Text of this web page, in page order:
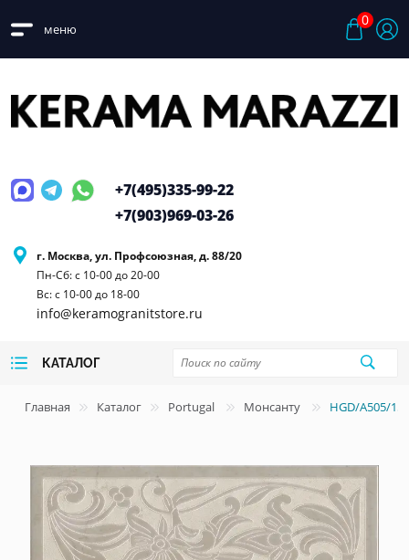
меню
0
г. Москва, ул. Профсоюзная, д. 88/20
Пн-Сб: с 10-00 до 20-00
Вс: с 10-00 до 18-00
info@keramogranitstore.ru
+7(495)335-99-22
+7(903)969-03-26
КАТАЛОГ
Главная Каталог Portugal Монсанту HGD/A505/